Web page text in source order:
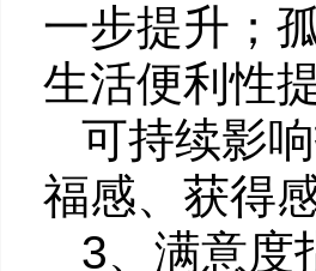
一步提升；
生活便利性提
可持续影
福感、获得
3、满意度